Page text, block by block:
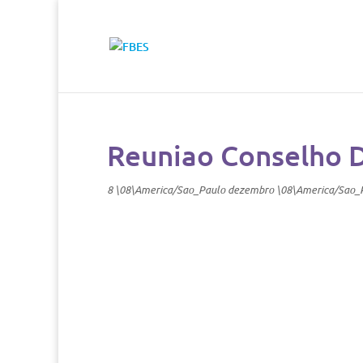
Reuniao Conselho
8 \08\America/Sao_Paulo dezembro \08\America/